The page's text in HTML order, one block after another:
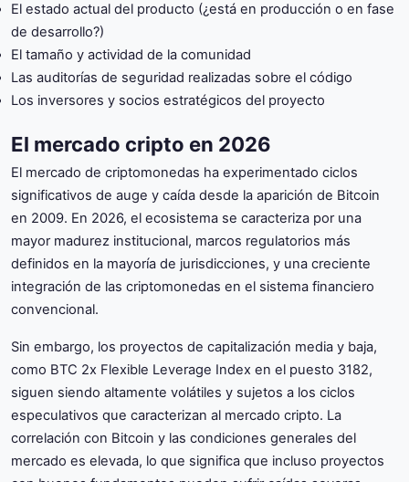
El estado actual del producto (¿está en producción o en fase
de desarrollo?)
El tamaño y actividad de la comunidad
Las auditorías de seguridad realizadas sobre el código
Los inversores y socios estratégicos del proyecto
El mercado cripto en 2026
El mercado de criptomonedas ha experimentado ciclos
significativos de auge y caída desde la aparición de Bitcoin
en 2009. En 2026, el ecosistema se caracteriza por una
mayor madurez institucional, marcos regulatorios más
definidos en la mayoría de jurisdicciones, y una creciente
integración de las criptomonedas en el sistema financiero
convencional.
Sin embargo, los proyectos de capitalización media y baja,
como BTC 2x Flexible Leverage Index en el puesto 3182,
siguen siendo altamente volátiles y sujetos a los ciclos
especulativos que caracterizan al mercado cripto. La
correlación con Bitcoin y las condiciones generales del
mercado es elevada, lo que significa que incluso proyectos